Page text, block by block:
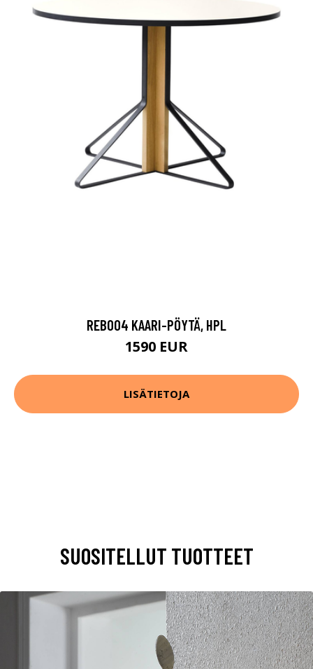
REB004 KAARI-PÖYTÄ, HPL
1590 EUR
LISÄTIETOJA
SUOSITELLUT TUOTTEET